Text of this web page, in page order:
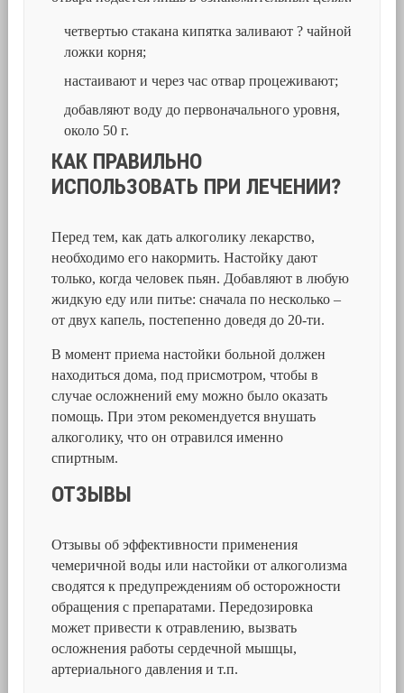
четвертью стакана кипятка заливают ? чайной
ложки корня;
настаивают и через час отвар процеживают;
добавляют воду до первоначального уровня,
около 50 г.
КАК ПРАВИЛЬНО
ИСПОЛЬЗОВАТЬ ПРИ ЛЕЧЕНИИ?
Перед тем, как дать алкоголику лекарство,
необходимо его накормить. Настойку дают
только, когда человек пьян. Добавляют в любую
жидкую еду или питье: сначала по несколько –
от двух капель, постепенно доведя до 20-ти.
В момент приема настойки больной должен
находиться дома, под присмотром, чтобы в
случае осложнений ему можно было оказать
помощь. При этом рекомендуется внушать
алкоголику, что он отравился именно
спиртным.
ОТЗЫВЫ
Отзывы об эффективности применения
чемеричной воды или настойки от алкоголизма
сводятся к предупреждениям об осторожности
обращения с препаратами. Передозировка
может привести к отравлению, вызвать
осложнения работы сердечной мышцы,
артериального давления и т.п.